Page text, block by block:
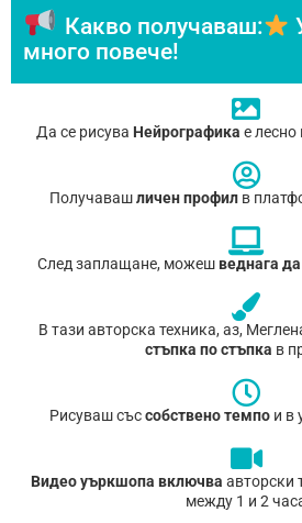
Какво получаваш:
много повече!
Да се рисува Нейрографика е лесно
Получавашличен профил в
След заплащане, можеш веднага
В тази авторска техника, аз,
стъпка по стъпка в
Рисуваш съссобствено темпо и в
Видео уъркшопа включва авторски
между 1 и 2